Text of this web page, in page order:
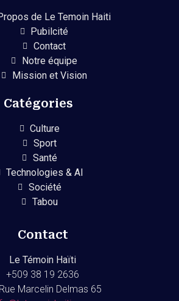
de Le Temoin Haiti
Pubilcité
Contact
Notre équipe
Mission et Vision
Catégories
Culture
Sport
Santé
Technologies & AI
Société
Tabou
Contact
Le Témoin Haïti
+509 38 19 2636
Marcelin Delmas 65